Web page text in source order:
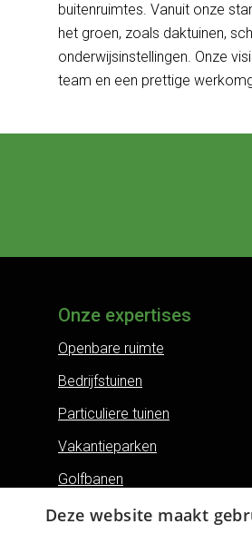
buitenruimtes. Vanuit onze
het groen, zoals daktuinen,
onderwijsinstellingen. Onze
team en een prettige
Onze expertises
Openbare ruimte
Bedrijfstuinen
Particuliere tuinen
Vakantieparken
Golfbanen
Land- en erfgoederen
Deze website maakt